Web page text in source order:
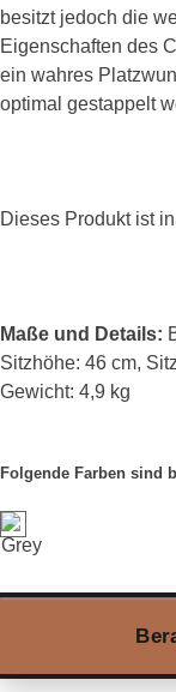
besitzt jedoch die
Eigenschaften des
ein wahres
optimal gestappelt
Dieses Produkt ist
Maße und Details:
Sitzhöhe: 46 cm,
Gewicht: 4,9 kg
Folgende Farben sind